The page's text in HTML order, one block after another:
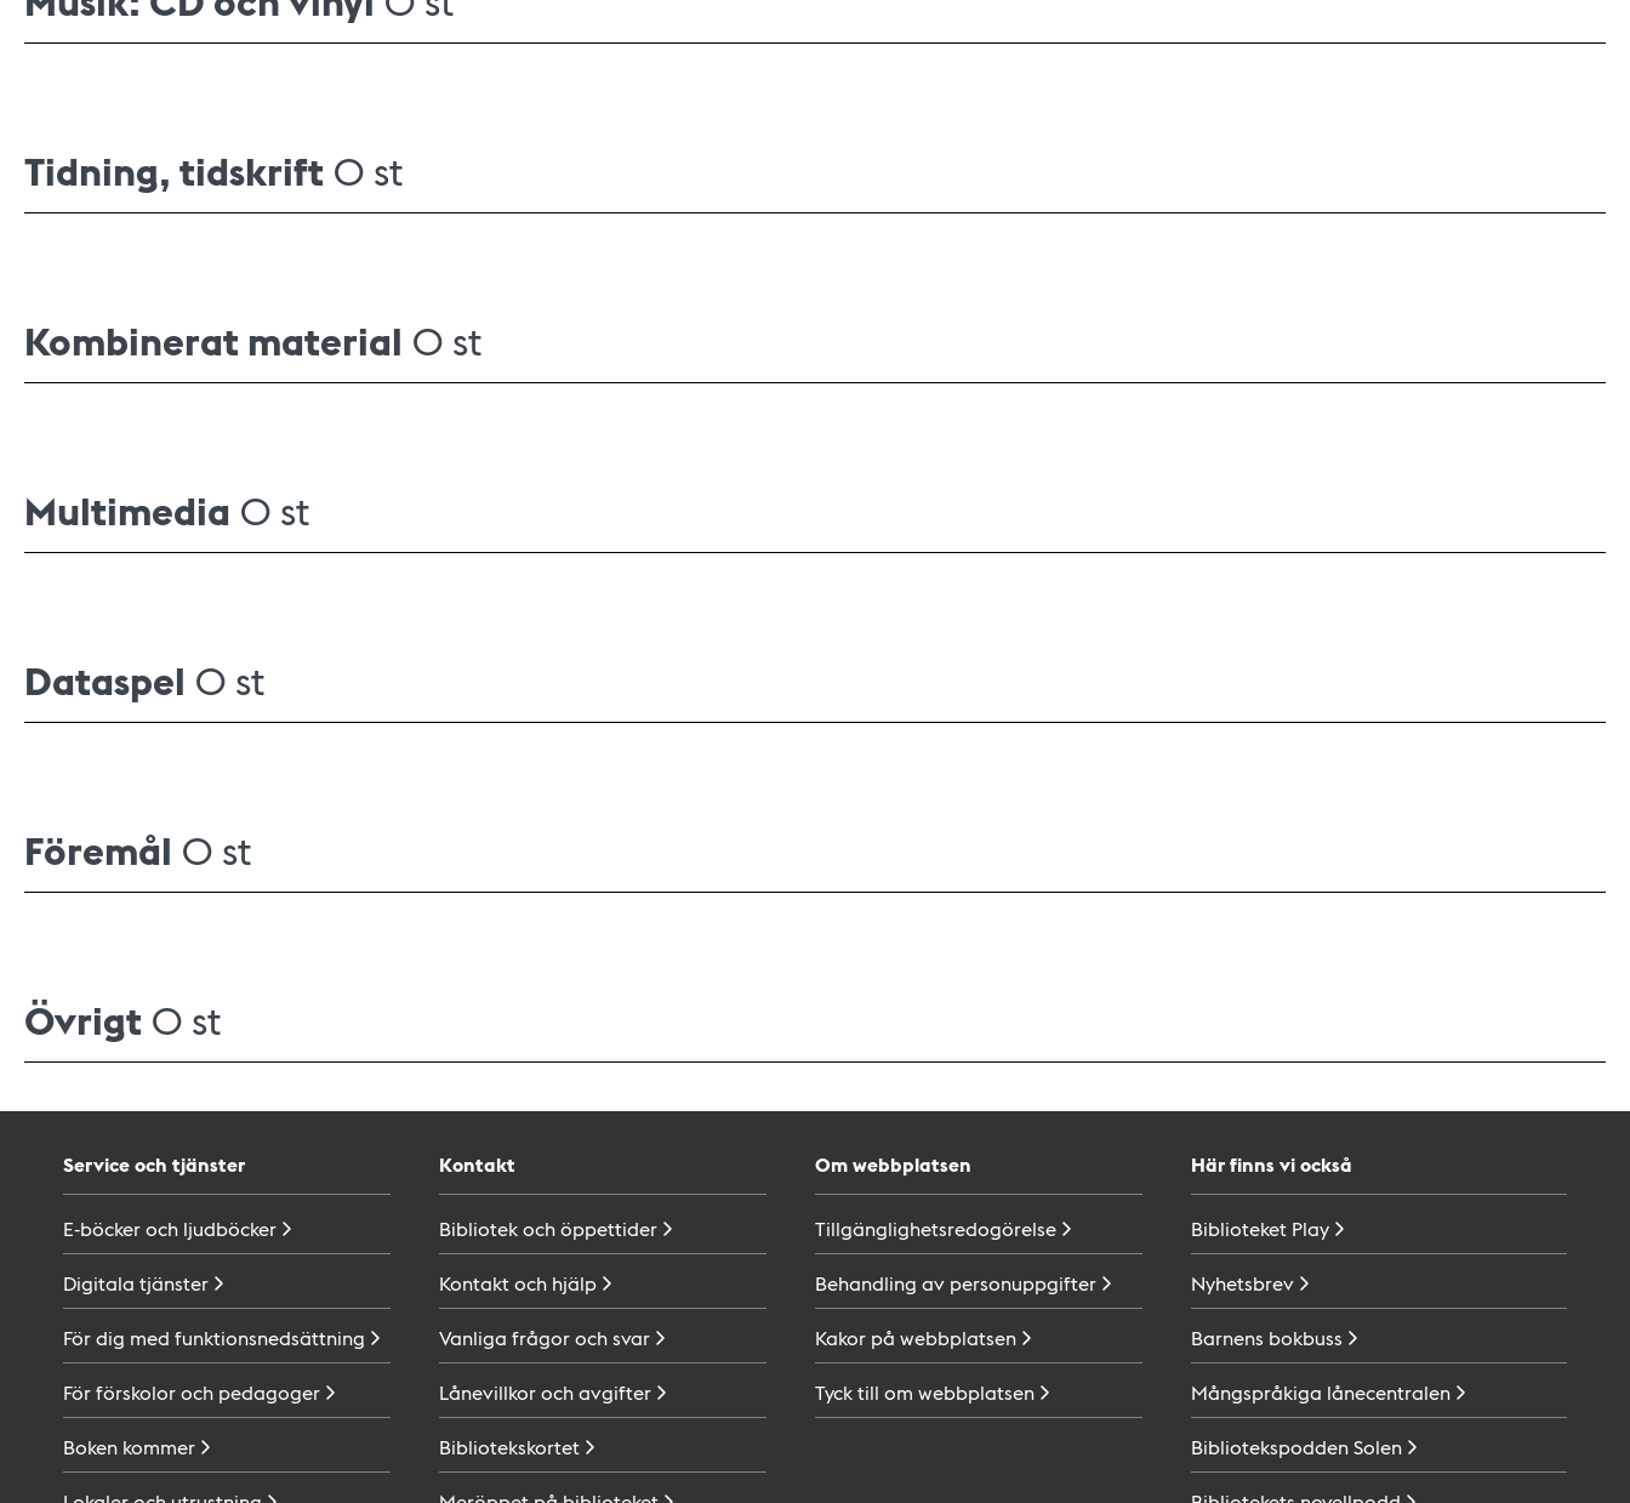
Tidning, tidskrift 0 st
Kombinerat material 0 st
Multimedia 0 st
Dataspel 0 st
Föremål 0 st
Övrigt 0 st
Service och tjänster
E-böcker och ljudböcker
Digitala tjänster
För dig med funktionsnedsättning
För förskolor och pedagoger
Boken kommer
Kontakt
Bibliotek ochöppettider
Kontakt och hjälp
Vanliga frågor ochsvar
Lånevillkor ochavgifter
Bibliotekskortet
Om webbplatsen
Tillgänglighetsredogörelse
Behandling av personuppgifter
Kakor på webbplatsen
Tyck till om webbplatsen
Här finns vi också
Biblioteket Play
Nyhetsbrev
Barnens bokbuss
Mångspråkiga lånecentralen
BibliotekspoddenSolen